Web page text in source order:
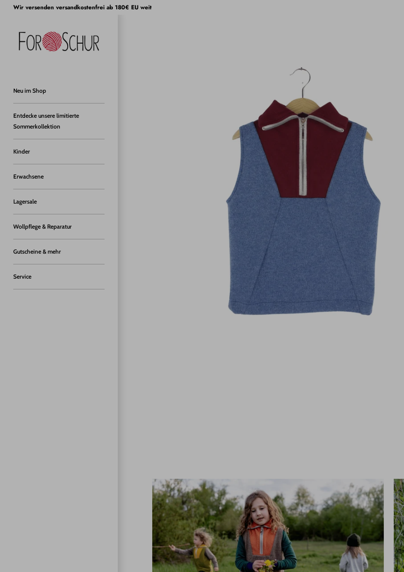
DirektWir versenden versandkostenfrei ab 180€ EU weit
Neu im Shop
Entdecke unsere limitierte
Sommerkollektion
Kinder
Erwachsene
Lagersale
Wollpflege & Reparatur
Gutscheine & mehr
Service